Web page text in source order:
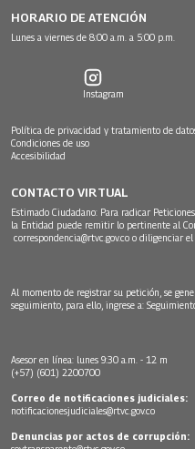
HORARIO DE ATENCIÓN
Lunes a viernes de 8:00 a.m. a 5:00 p.m.
Instagram
Política de privacidad y tratamiento de
Condiciones de uso
Accesibilidad
CONTACTO VIRTUAL
Estimado Ciudadano: Para radicar
la Entidad puede remitir lo pertinente al
correspondencia@rtvc.gov.co o diligenciar
Al momento de registrar su petición, se
seguimiento, para ello, ingrese a:
Asesor en línea: lunes 9:30 a.m. - 12 m
(+57) (601) 2200700
Correo de notificaciones judiciales:
notificacionesjudiciales@rtvc.gov.co
Denuncias por actos de corrupción: